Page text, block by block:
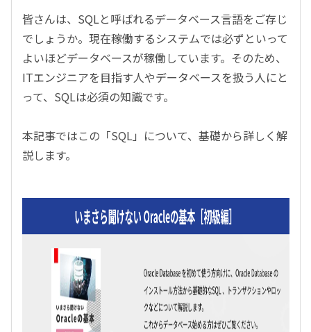
皆さんは、SQLと呼ばれるデータベース言語をご存じ
でしょうか。現在稼働するシステムでは必ずといって
よいほどデータベースが稼働しています。そのため、
ITエンジニアを目指す人やデータベースを扱う人にと
って、SQLは必須の知識です。
本記事ではこの「SQL」について、基礎から詳しく解
説します。